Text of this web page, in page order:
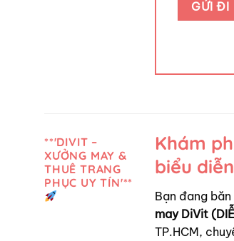
**'DIVIT –
XƯỞNG MAY &
THUÊ TRANG
PHỤC UY TÍN'**
Khám
biểu
Bạn đang
may DiVit
TP.HCM,